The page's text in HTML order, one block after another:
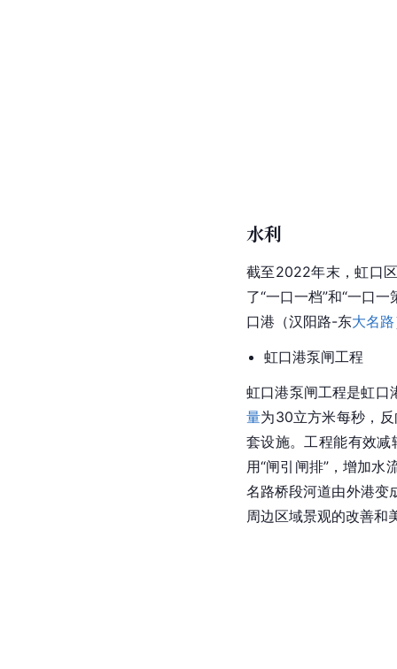
水利
截至2022年末，虹口
了“一口一档”和“一口一
口港（汉阳路-东大名路
虹口港泵闸工程
虹口港泵闸工程是虹口
量为30立方米每秒，
套设施。工程能有效减
用“闸引闸排”，增加水
名路桥段河道由外港变
周边区域景观的改善和